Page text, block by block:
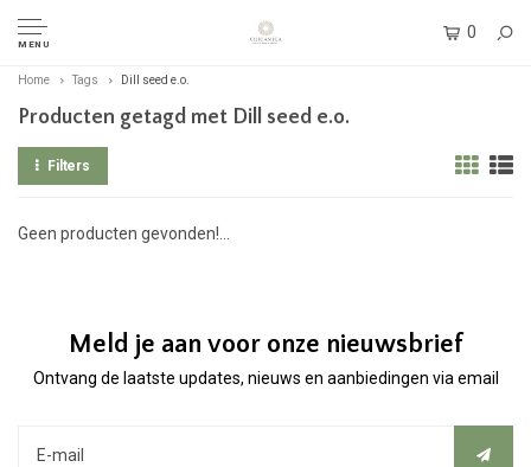
MENU
0
Home Tags Dill seed e.o.
Producten getagd met Dill seed e.o.
Filters
Geen producten gevonden!...
Meld je aan voor onze nieuwsbrief
Ontvang de laatste updates, nieuws en aanbiedingen via email